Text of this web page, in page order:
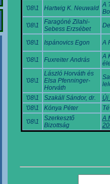
'08\1
Hartwig K. Neuwald A
'08\1
Faragóné Zilahi-
Sebess Erzsébet
'08\1 Ispánovics Egon A
'08\1 Fuxreiter András
A
'08\1
László Horváth és
Elsa Pfenninger-
Horváth
'08\1
Szakáll Sándor, dr.
Új
'08\1
Kónya Péter
'08\1
Szerkesztő
Bizottság
A